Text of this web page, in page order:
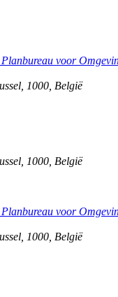
voor
1000 België
1000 België
voor
1000 België